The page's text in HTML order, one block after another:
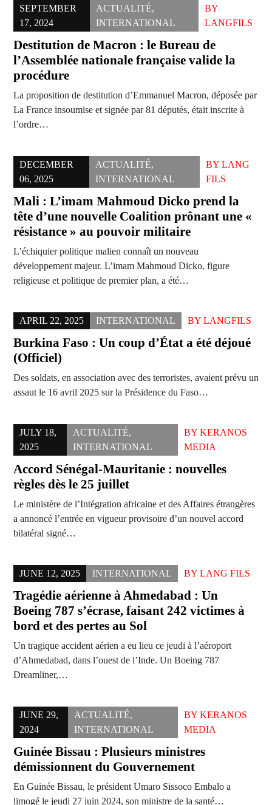
SEPTEMBER
17, 2024
ACTUALITÉ,
INTERNATIONAL
BY
LANGFILS
Destitution de Macron : le Bureau de
l’Assemblée nationale française valide la
procédure
La proposition de destitution d’Emmanuel Macron, déposée par
La France insoumise et signée par 81 députés, était inscrite à
l’ordre…
DECEMBER
06, 2025
ACTUALITÉ,
INTERNATIONAL
BYLANG
FILS
Mali : L’imam Mahmoud Dicko prend la
tête d’une nouvelle Coalition prônant une «
résistance » au pouvoir militaire
L’échiquier politique malien connaît un nouveau
développement majeur. L’imam Mahmoud Dicko, figure
religieuse et politique de premier plan, a été…
APRIL 22, 2025 INTERNATIONAL BY LANGFILS
Burkina Faso : Un coup d’État a été déjoué
(Officiel)
Des soldats, en association avec des terroristes, avaient prévu un
assaut le 16 avril 2025 sur la Présidence du Faso…
JULY 18,
2025
ACTUALITÉ,
INTERNATIONAL
BY KERANOS
MEDIA
Accord Sénégal-Mauritanie : nouvelles
règles dès le 25 juillet
Le ministère de l’Intégration africaine et des Affaires étrangères
a annoncé l’entrée en vigueur provisoire d’un nouvel accord
bilatéral signé…
JUNE 12, 2025 INTERNATIONAL BY LANG FILS
Tragédie aérienne à Ahmedabad : Un
Boeing 787 s’écrase, faisant 242 victimes à
bord et des pertes au Sol
Un tragique accident aérien a eu lieu ce jeudi à l’aéroport
d’Ahmedabad, dans l’ouest de l’Inde. Un Boeing 787
Dreamliner,…
JUNE 29,
2024
ACTUALITÉ,
INTERNATIONAL
BYKERANOS
MEDIA
Guinée Bissau : Plusieurs ministres
démissionnent du Gouvernement
En Guinée Bissau, le président Umaro Sissoco Embalo a
limogé le jeudi 27 juin 2024, son ministre de la santé…